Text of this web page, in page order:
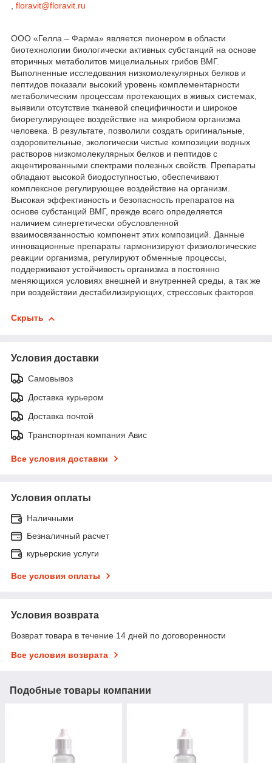
, floravit@floravit.ru
ООО «Гелла – Фарма» является пионером в области
биотехнологии биологически активных субстанций на основе
вторичных метаболитов мицелиальных грибов ВМГ.
Выполненные исследования низкомолекулярных белков и
пептидов показали высокий уровень комплементарности
метаболическим процессам протекающих в живых системах,
выявили отсутствие тканевой специфичности и широкое
биорегулирующее воздействие на микробиом организма
человека. В результате, позволили создать оригинальные,
оздоровительные, экологически чистые композиции водных
растворов низкомолекулярных белков и пептидов с
акцентированными спектрами полезных свойств. Препараты
обладают высокой биодоступностью, обеспечивают
комплексное регулирующее воздействие на организм.
Высокая эффективность и безопасность препаратов на
основе субстанций ВМГ, прежде всего определяется
наличием синергетически обусловленной
взаимосвязанностью компонент этих композиций. Данные
инновационные препараты гармонизируют физиологические
реакции организма, регулируют обменные процессы,
поддерживают устойчивость организма в постоянно
меняющихся условиях внешней и внутренней среды, а так же
при воздействии дестабилизирующих, стрессовых факторов.
Скрыть
Условия доставки
Самовывоз
Доставка курьером
Доставка почтой
Транспортная компания Авис
Все условия доставки
Условия оплаты
Наличными
Безналичный расчет
курьерские услуги
Все условия оплаты
Условия возврата
Возврат товара в течение 14 дней по договоренности
Все условия возврата
Подобные товары компании